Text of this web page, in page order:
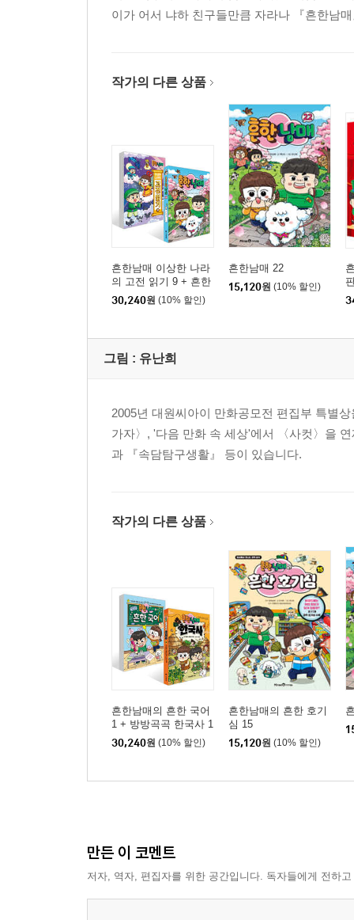
이가 어서 냐하 친구들만큼 자라나 『흔한남
작가의 다른 상품
흔한남매 이상한 나라
의 고전 읽기 9 + 흔한
남매 22 세트
30,240원 (10% 할인)
흔한남매 22
15,120원 (10% 할인)
그림 : 유난희
2005년 대원씨아이 만화공모전 편집부 특별
가자〉, '다음 만화 속 세상'에서 〈사컷〉을
과 『속담탐구생활』 등이 있습니다.
작가의 다른 상품
흔한남매의 흔한 국어
1 + 방방곡곡 한국사 1
세트
30,240원 (10% 할인)
흔한남매의 흔한 호기
심 15
15,120원 (10% 할인)
만든 이 코멘트
저자, 역자, 편집자를 위한 공간입니다. 독자들에게 전하